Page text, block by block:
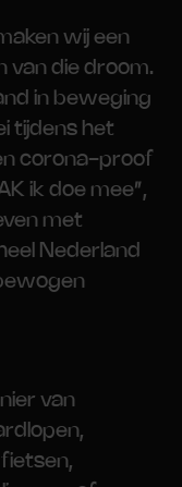
wij een
van die droom.
in beweging
tijdens het
corona-proof
ik doe mee”,
met
Nederland
van